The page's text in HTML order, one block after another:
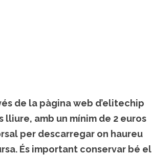
de la pàgina web d’elitechip
amb un mínim de 2 euros
per descarregar on haureu
És important conservar bé el